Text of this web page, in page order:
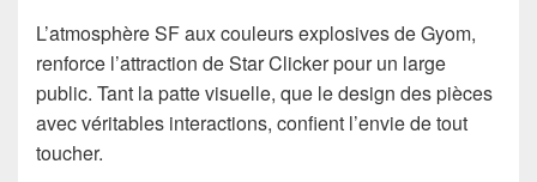
L’atmosphère SF aux couleurs explosives de Gyom,
renforce l’attraction de Star Clicker pour un large
public. Tant la patte visuelle, que le design des pièces
avec véritables interactions, confient l’envie de tout
toucher.